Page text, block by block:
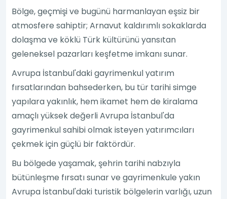
Bölge, geçmişi ve bugünü harmanlayan eşsiz bir
atmosfere sahiptir; Arnavut kaldırımlı sokaklarda
dolaşma ve köklü Türk kültürünü yansıtan
geleneksel pazarları keşfetme imkanı sunar.
Avrupa İstanbul'daki gayrimenkul yatırım
fırsatlarından bahsederken, bu tür tarihi simge
yapılara yakınlık, hem ikamet hem de kiralama
amaçlı yüksek değerli Avrupa İstanbul'da
gayrimenkul sahibi olmak isteyen yatırımcıları
çekmek için güçlü bir faktördür.
Bu bölgede yaşamak, şehrin tarihi nabzıyla
bütünleşme fırsatı sunar ve gayrimenkule yakın
Avrupa İstanbul'daki turistik bölgelerin varlığı, uzun